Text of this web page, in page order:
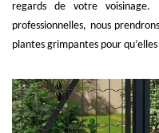
regards de votre voisinage.
professionnelles, nous
plantes grimpantes pour